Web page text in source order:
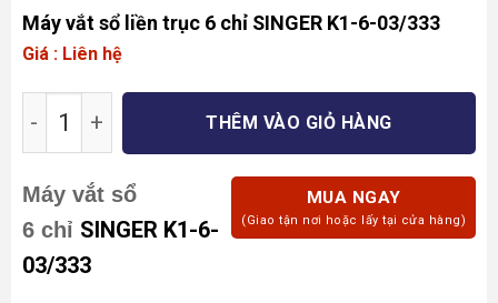
Máy vắt sổ liền trục 6 chỉ SINGER K1-6-03/333
Giá : Liên hệ
Máy vắt sổ liền trục 6 chỉ SINGER K1-6-03/333
THÊM VÀO GIỎ HÀNG
MUA NGAY
(Giao tận nơi hoặc lấy tại cửa hàng)
Máy vắt sổ
6 chỉ SINGER K1-6-
03/333